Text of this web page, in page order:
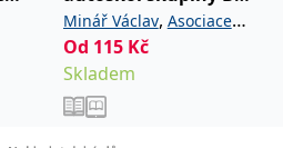
2026
Minář Václav, Asociace
autoškol ČR
Od 115 Kč
Skladem